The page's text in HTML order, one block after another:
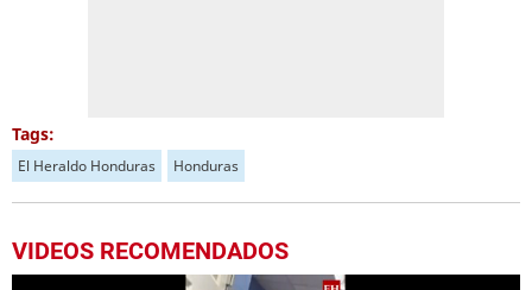
Tags:
El Heraldo Honduras Honduras
VIDEOS RECOMENDADOS